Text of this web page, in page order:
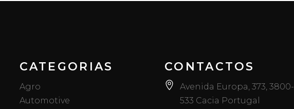
CATEGORIAS
Agro
Automotive
CONTACTOS
Avenida Europa, 373, 3800-
533 Cacia Portugal